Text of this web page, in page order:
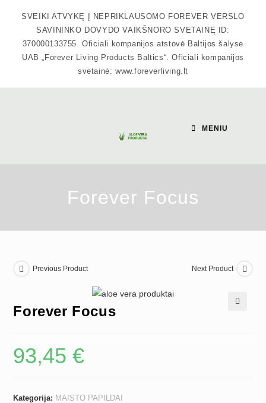
SVEIKI ATVYKĘ Į NEPRIKLAUSOMO FOREVER VERSLO
SAVININKO DOVYDO VAIKŠNORO SVETAINĘ ID:
370000133755. Oficiali kompanijos atstovė Baltijos šalyse
UAB „Forever Living Products Baltics“. Oficiali kompanijos
svetainė: www.foreverliving.lt
MENIU
Forever Focus
Previous Product Next Product
Forever Focus
93,45€
Kategorija: MAISTO PAPILDAI